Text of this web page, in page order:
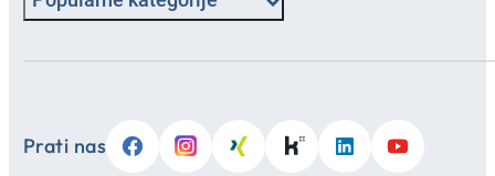
Prati nas